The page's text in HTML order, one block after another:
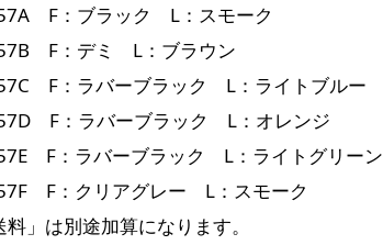
F：ブラック L：スモーク
F：デミ L：ブラウン
F：ラバーブラック L：ライトブルー
F：ラバーブラック L：オレンジ
F：ラバーブラック L：ライトグリーン
F：クリアグレー L：スモーク
料」は別途加算になります。